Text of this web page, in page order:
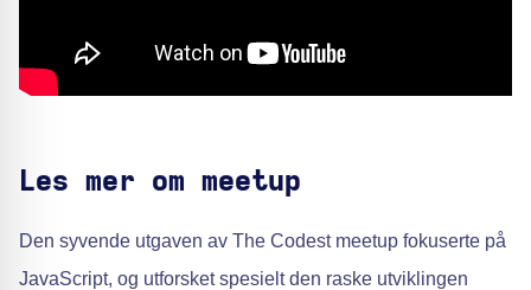
Les mer om meetup
Den syvende utgaven av The Codest meetup fokuserte på
JavaScript, og utforsket spesielt den raske utviklingen